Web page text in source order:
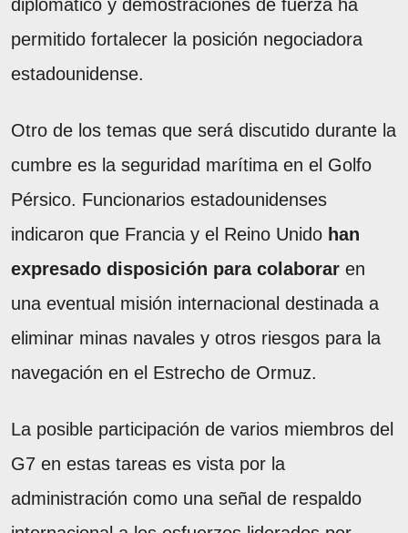
diplomático y demostraciones de fuerza ha
permitido fortalecer la posición negociadora
estadounidense.
Otro de los temas que será discutido durante la
cumbre es la seguridad marítima en el Golfo
Pérsico. Funcionarios estadounidenses
indicaron que Francia y el Reino Unido han
expresado disposición para colaborar en
una eventual misión internacional destinada a
eliminar minas navales y otros riesgos para la
navegación en el Estrecho de Ormuz.
La posible participación de varios miembros del
G7 en estas tareas es vista por la
administración como una señal de respaldo